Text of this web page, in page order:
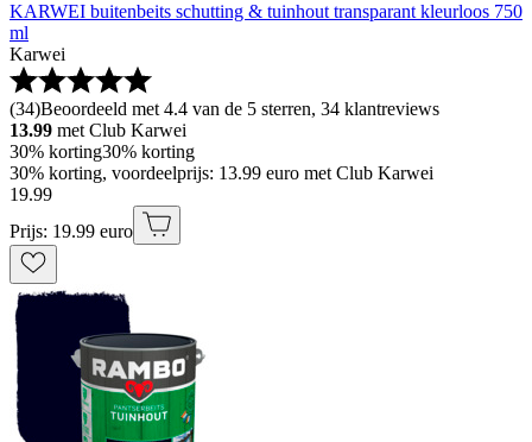
KARWEI buitenbeits schutting & tuinhout transparant kleurloos 750
ml
Karwei
(34)Beoordeeld met 4.4 van de 5 sterren, 34 klantreviews
13.99 met Club Karwei
30% korting30% korting
30% korting, voordeelprijs: 13.99 euro met Club Karwei
19.99
Prijs: 19.99 euro